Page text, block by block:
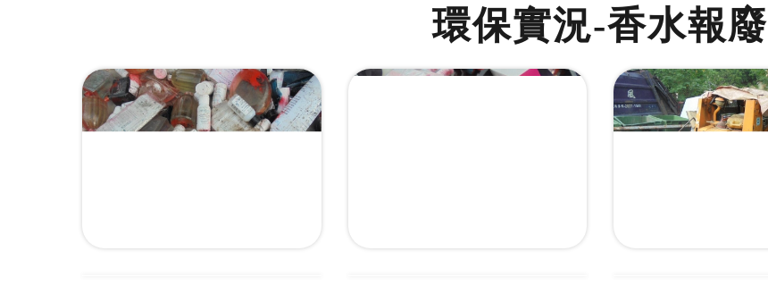
環保實況-香水報廢